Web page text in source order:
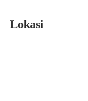
Lokasi